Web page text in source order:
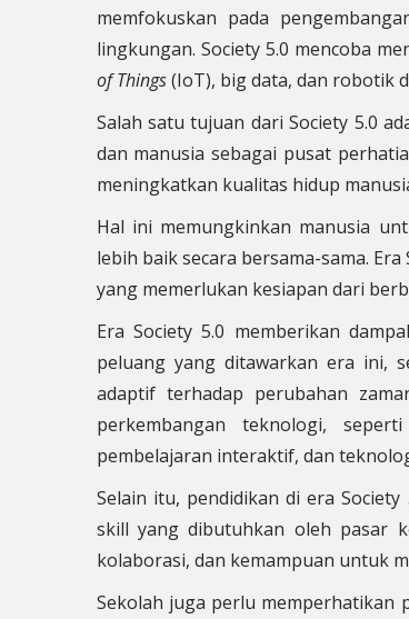
memfokuskan pada
lingkungan. Society 5.0 mencoba
of Things(IoT), big data, dan robotik
Salah satu tujuan dari Society 5.0
dan manusia sebagai pusat
meningkatkan kualitas hidup
Hal ini memungkinkan manusia
lebih baik secara bersama-sama.
yang memerlukan kesiapan dari
Era Society 5.0 memberikan
peluang yang ditawarkan era ini,
adaptif terhadap perubahan
perkembangan teknologi,
pembelajaran interaktif, dan
Selain itu, pendidikan di era
skill yang dibutuhkan oleh pasar
kolaborasi, dan kemampuan untuk
Sekolah juga perlu memperhatikan